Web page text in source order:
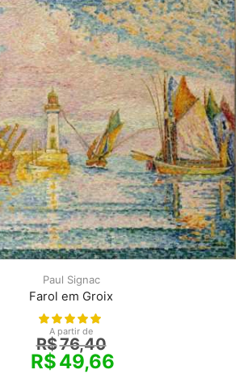
Paul Signac
Farol em Groix
A partir de
R$76,40
R$49,66